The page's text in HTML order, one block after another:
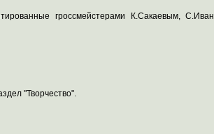
гроссмейстерами К.Сакаевым,
"Творчество".